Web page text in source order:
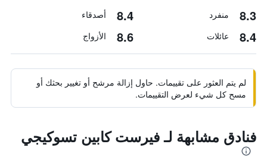
8.3 منفرد 8.4 أصدقاء
8.4 عائلات 8.6 الأزواج
لم يتم العثور على تقييمات. حاول إزالة مرشح أو تغيير بحثك أو
مسح كل شيء لعرض التقييمات.
فنادق مشابهة لـ فيرست كابين تسوكيجي